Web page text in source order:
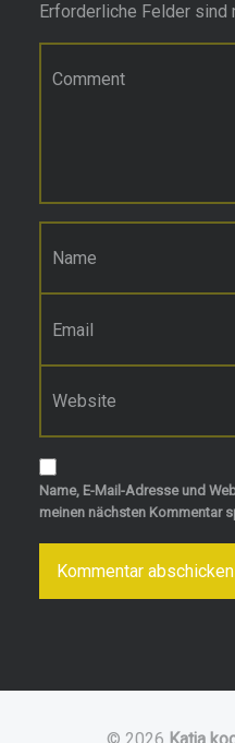
Erforderliche Felder sind
Name
*
Website
Name, E-Mail-Adresse und
meinen nächsten Kommentar